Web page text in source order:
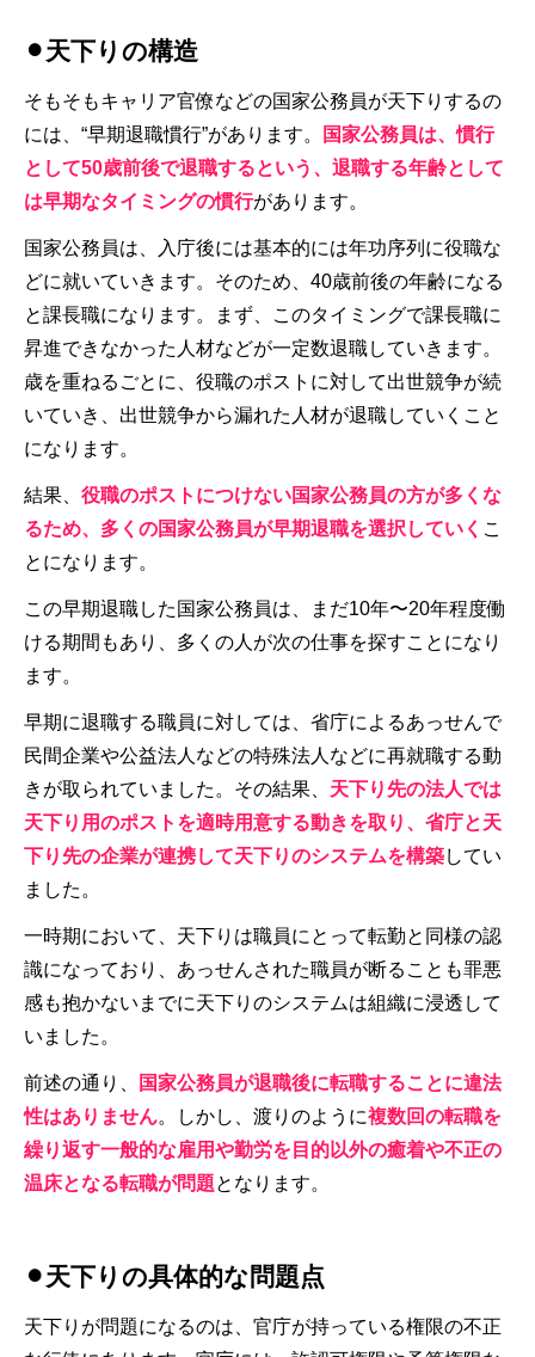
⚫︎天下りの構造
そもそもキャリア官僚などの国家公務員が天下りするの
には、“早期退職慣行”があります。
国家公務員は、慣行
として50歳前後で退職するという、退職する年齢として
は早期なタイミングの慣行があります。
国家公務員は、入庁後には基本的には年功序列に役職な
どに就いていきます。そのため、40歳前後の年齢になる
と課長職になります。まず、このタイミングで課長職に
昇進できなかった人材などが一定数退職していきます。
歳を重ねるごとに、役職のポストに対して出世競争が続
いていき、出世競争から漏れた人材が退職していくこと
になります。
結果、 役職のポストにつけない国家公務員の方が多くな
るため、多くの国家公務員が早期退職を選択していく こ
とになります。
この早期退職した国家公務員は、まだ10年〜20年程度働
ける期間もあり、多くの人が次の仕事を探すことになり
ます。
早期に退職する職員に対しては、省庁によるあっせんで
民間企業や公益法人などの特殊法人などに再就職する動
きが取られていました。その結果、 天下り先の法人では
天下り用のポストを適時用意する動きを取り、省庁と天
下り先の企業が連携して天下りのシステムを構築してい
ました。
一時期において、天下りは職員にとって転勤と同様の認
識になっており、あっせんされた職員が断ることも罪悪
感も抱かないまでに天下りのシステムは組織に浸透して
いました。
前述の通り、
国家公務員が退職後に転職することに違法
性はありません。しかし、渡りのように複数回の転職を
繰り返す一般的な雇用や勤労を目的以外の癒着や不正の
温床となる転職が問題となります。
⚫︎天下りの具体的な問題点
天下りが問題になるのは、官庁が持っている権限の不正